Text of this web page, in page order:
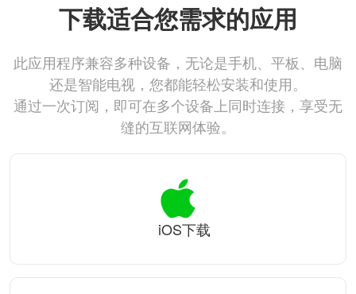
下载适合您需求的应用
此应用程序兼容多种设备，无论是手机、平板、电脑
还是智能电视，您都能轻松安装和使用。
通过一次订阅，即可在多个设备上同时连接，享受无
缝的互联网体验。
iOS下载